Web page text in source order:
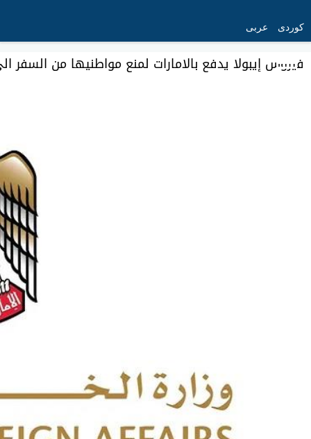
کوردی عربی
فيروس إيبولا يدفع بالامارات لمنع مواطنيها من السفر